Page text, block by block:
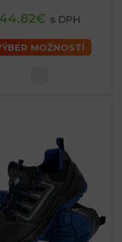
44.82€ s DPH
MOŽNOSTÍ